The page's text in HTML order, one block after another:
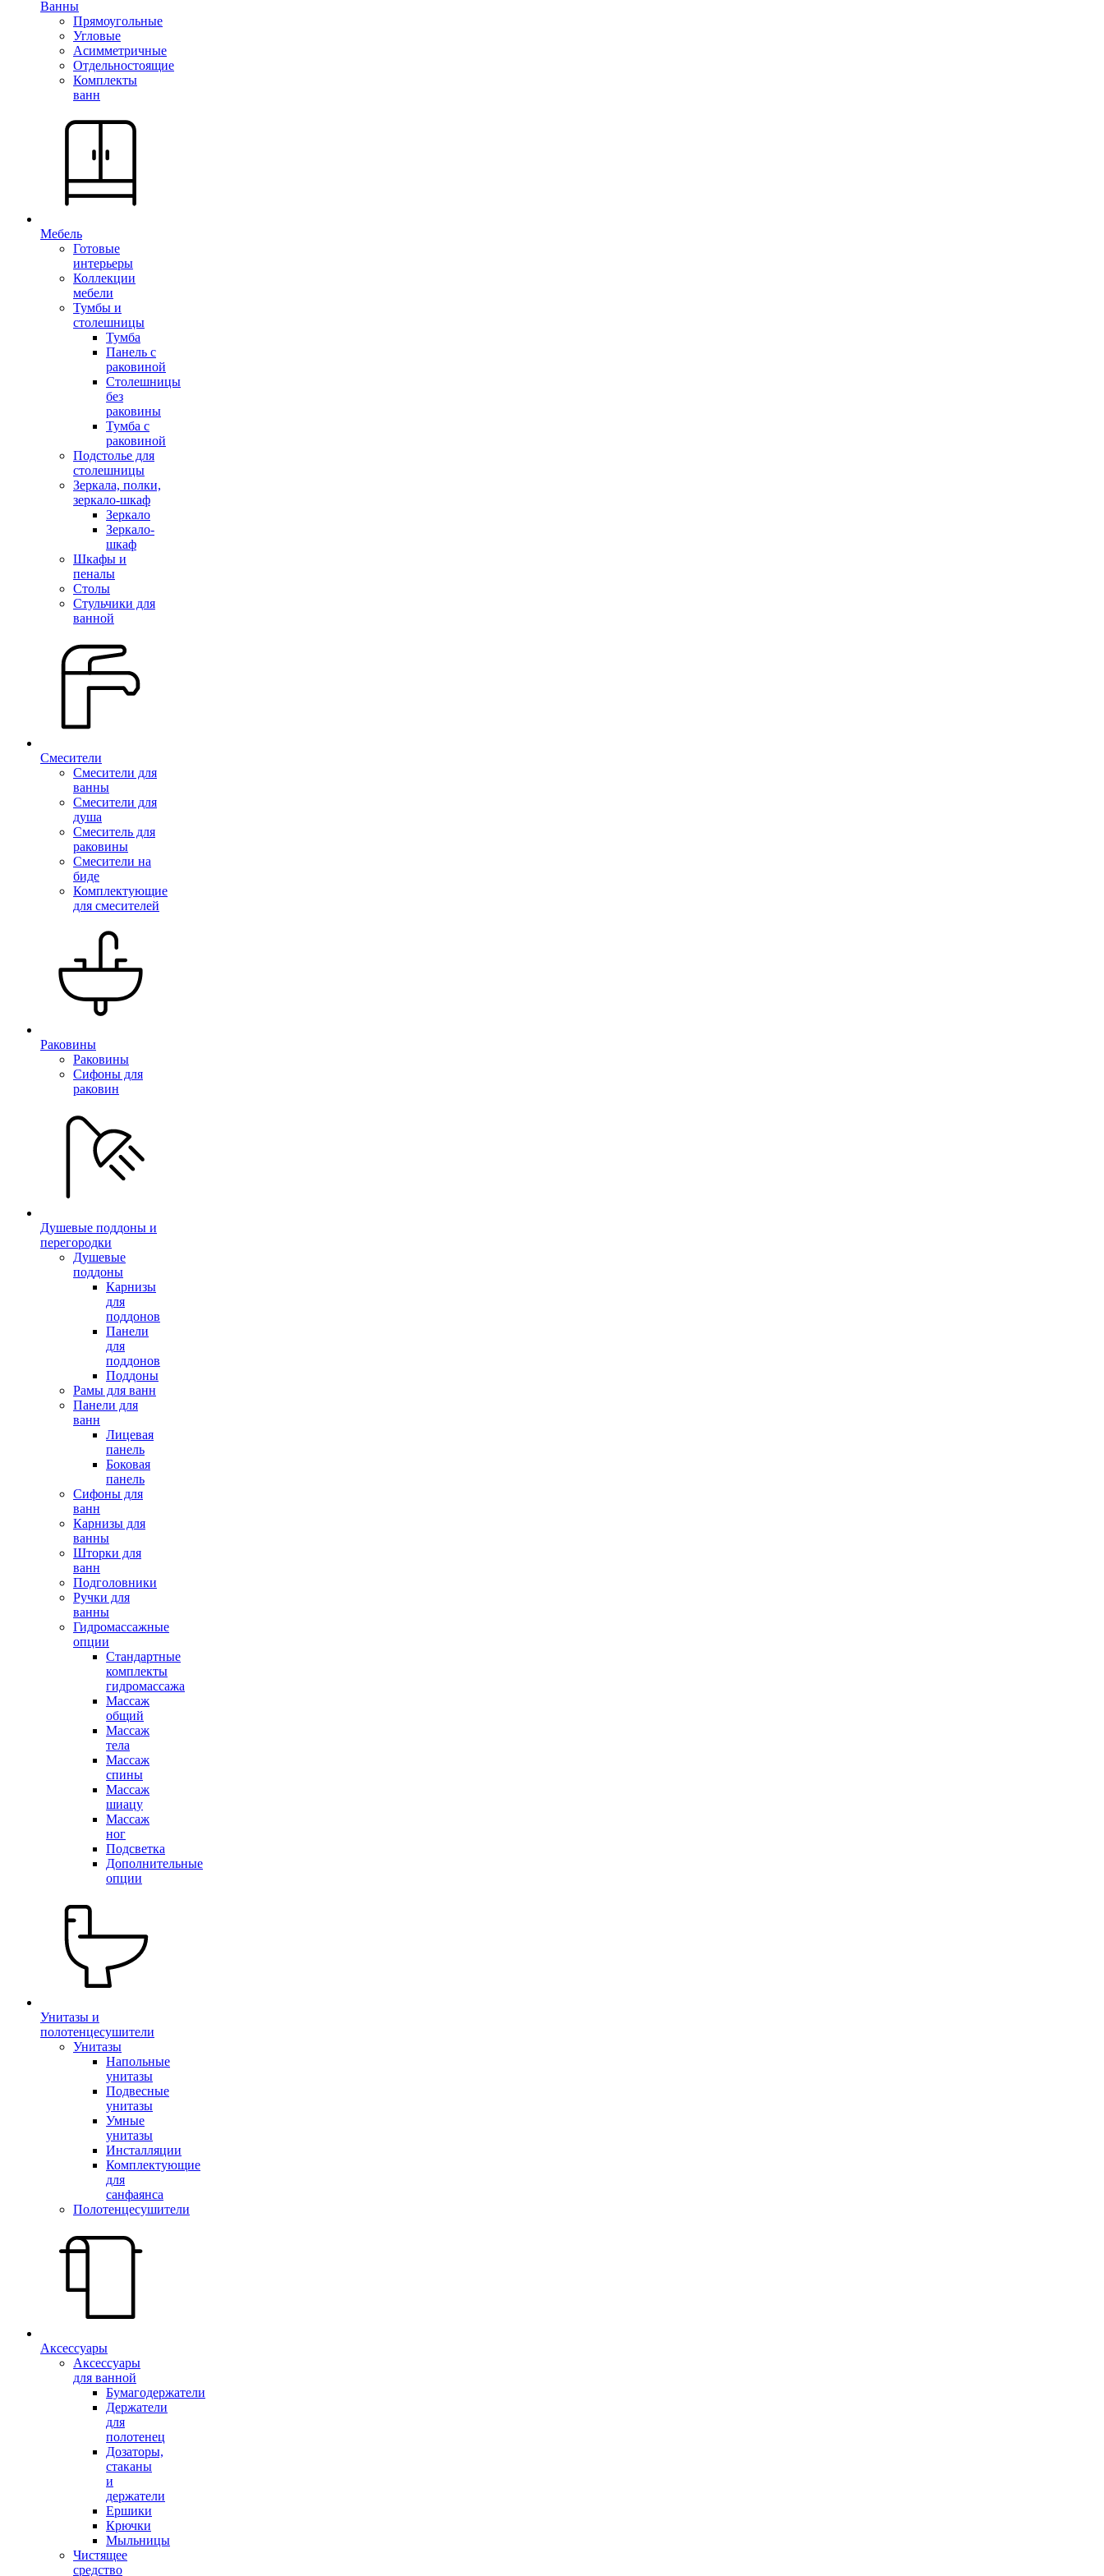
Ванны
Прямоугольные
Угловые
Асимметричные
Отдельностоящие
Комплекты
ванн
Мебель
Готовые
интерьеры
Коллекции
мебели
Тумбы и
столешницы
Тумба
Панель с
раковиной
Столешницы
без
раковины
Тумба с
раковиной
Подстолье для
столешницы
Зеркала, полки,
зеркало-шкаф
Зеркало
Зеркало-
шкаф
Шкафы и
пеналы
Столы
Стульчики для
ванной
Смесители
Смесители для
ванны
Смесители для
душа
Смеситель для
раковины
Смесители на
биде
Комплектующие
для смесителей
Раковины
Раковины
Сифоны для
раковин
Душевые поддоны и
перегородки
Душевые
поддоны
Карнизы
для
поддонов
Панели
для
поддонов
Поддоны
Рамы для ванн
Панели для
ванн
Лицевая
панель
Боковая
панель
Сифоны для
ванн
Карнизы для
ванны
Шторки для
ванн
Подголовники
Ручки для
ванны
Гидромассажные
опции
Стандартные
комплекты
гидромассажа
Массаж
общий
Массаж
тела
Массаж
спины
Массаж
шиацу
Массаж
ног
Подсветка
Дополнительные
опции
Унитазы и
полотенцесушители
Унитазы
Напольные
унитазы
Подвесные
унитазы
Умные
унитазы
Инсталляции
Комплектующие
для
санфаянса
Полотенцесушители
Аксессуары
Аксессуары
для ванной
Бумагодержатели
Держатели
для
полотенец
Дозаторы,
стаканы
и
держатели
Ершики
Крючки
Мыльницы
Чистящее
средство